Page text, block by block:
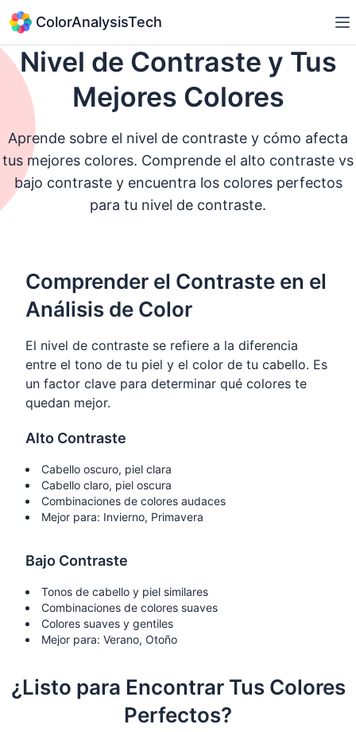
ColorAnalysisTech
Nivel de Contraste y Tus
Mejores Colores
Aprende sobre el nivel de contraste y cómo afecta
tus mejores colores. Comprende el alto contraste vs
bajo contraste y encuentra los colores perfectos
para tu nivel de contraste.
Comprender el Contraste en el
Análisis de Color
El nivel de contraste se refiere a la diferencia
entre el tono de tu piel y el color de tu cabello. Es
un factor clave para determinar qué colores te
quedan mejor.
Alto Contraste
Cabello oscuro, piel clara
Cabello claro, piel oscura
Combinaciones de colores audaces
Mejor para: Invierno, Primavera
Bajo Contraste
Tonos de cabello y piel similares
Combinaciones de colores suaves
Colores suaves y gentiles
Mejor para: Verano, Otoño
¿Listo para Encontrar Tus Colores
Perfectos?